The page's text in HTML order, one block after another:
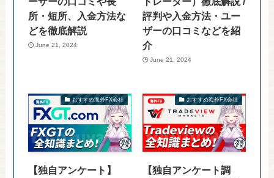
所・短所、入金方法な
どを徹底解説
June 21, 2024
評判や入金方法・ユー
ザーの口コミなどを紹
介
June 21, 2024
おすすめ海外FX会社
【独自アンケート】
おすすめ海外FX会社
【独自アンケート調